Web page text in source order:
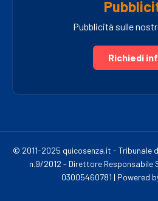
Pubblicità sulle
Richiedi
© 2011-2025 quicosenza.it - Tribunale
n.9/2012 - Direttore Responsabile
03005460781 | Powered